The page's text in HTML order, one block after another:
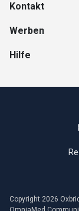
Kontakt
Werben
Hilfe
Copyright 2026